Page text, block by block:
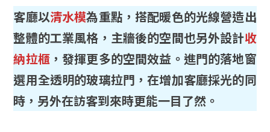
客廳以清水模為重點，搭配暖色的光線營造出
整體的工業風格，主牆後的空間也另外設計收
納拉櫃，發揮更多的空間效益。進門的落地窗
選用全透明的玻璃拉門，在增加客廳採光的同
時，另外在訪客到來時更能一目了然。